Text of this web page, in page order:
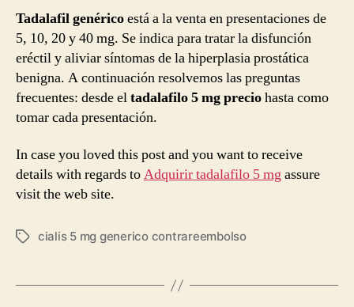
Tadalafil genéricoestá a la venta en presentaciones de
5, 10, 20 y 40 mg. Se indica para tratar la disfunción
eréctil y aliviar síntomas de la hiperplasia prostática
benigna. A continuación resolvemos las preguntas
frecuentes: desde eltadalafilo 5 mg preciohasta como
tomar cada presentación.
In case you loved this post and you want to receive
details with regards toAdquirir tadalafilo 5 mgassure
visit the web site.
Tagscialis 5 mg generico contrareembolso